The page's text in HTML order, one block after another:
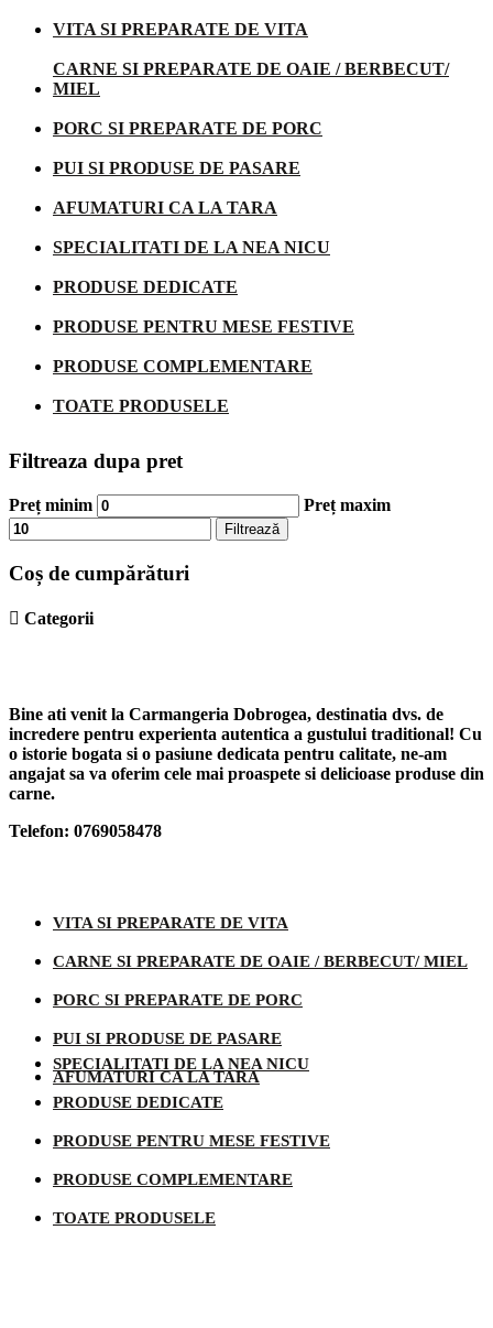
VITA SI PREPARATE DE VITA
CARNE SI PREPARATE DE OAIE / BERBECUT/
MIEL
PORC SI PREPARATE DE PORC
PUI SI PRODUSE DE PASARE
AFUMATURI CA LA TARA
SPECIALITATI DE LA NEA NICU
PRODUSE DEDICATE
PRODUSE PENTRU MESE FESTIVE
PRODUSE COMPLEMENTARE
TOATE PRODUSELE
Filtreaza dupa pret
Preț minim Preț maxim
Filtrează
Coș de cumpărături
Bine ati venit la Carmangeria Dobrogea, destinatia dvs. de
incredere pentru experienta autentica a gustului traditional! Cu
o istorie bogata si o pasiune dedicata pentru calitate, ne-am
angajat sa va oferim cele mai proaspete si delicioase produse din
carne.
Telefon: 0769058478
VITA SI PREPARATE DE VITA
CARNE SI PREPARATE DE OAIE / BERBECUT/ MIEL
PORC SI PREPARATE DE PORC
PUI SI PRODUSE DE PASARE
AFUMATURI CA LA TARA
SPECIALITATI DE LA NEA NICU
PRODUSE DEDICATE
PRODUSE PENTRU MESE FESTIVE
PRODUSE COMPLEMENTARE
TOATE PRODUSELE